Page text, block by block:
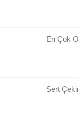
En Çok
Sert